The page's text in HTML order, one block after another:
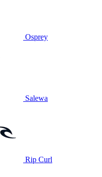
Osprey
Salewa
Rip Curl